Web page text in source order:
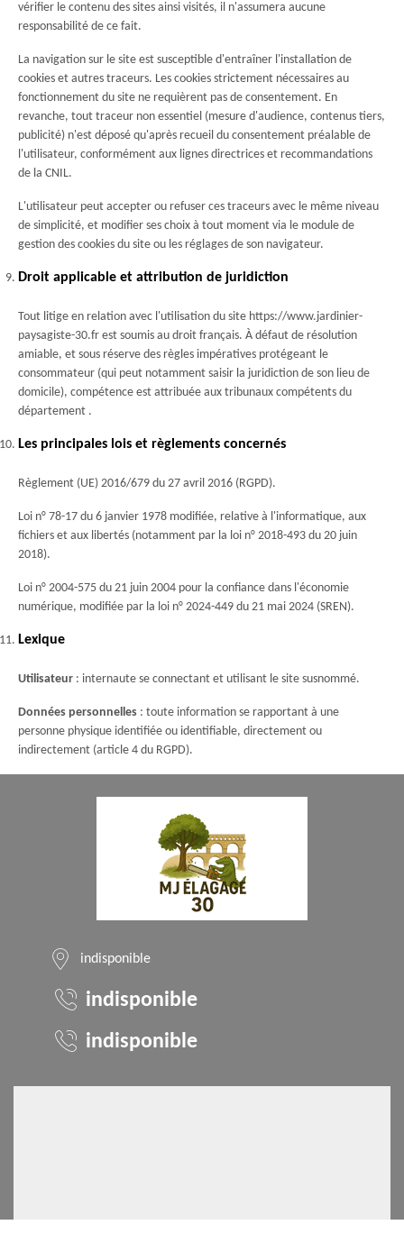
vérifier le contenu des sites ainsi visités, il n'assumera aucune
responsabilité de ce fait.
La navigation sur le site est susceptible d'entraîner l'installation de
cookies et autres traceurs. Les cookies strictement nécessaires au
fonctionnement du site ne requièrent pas de consentement. En
revanche, tout traceur non essentiel (mesure d'audience, contenus tiers,
publicité) n'est déposé qu'après recueil du consentement préalable de
l'utilisateur, conformément aux lignes directrices et recommandations
de la CNIL.
L'utilisateur peut accepter ou refuser ces traceurs avec le même niveau
de simplicité, et modifier ses choix à tout moment via le module de
gestion des cookies du site ou les réglages de son navigateur.
Droit applicable et attribution de juridiction
Tout litige en relation avec l'utilisation du site https://www.jardinier-
paysagiste-30.fr est soumis au droit français. À défaut de résolution
amiable, et sous réserve des règles impératives protégeant le
consommateur (qui peut notamment saisir la juridiction de son lieu de
domicile), compétence est attribuée aux tribunaux compétents du
département .
Les principales lois et règlements concernés
Règlement (UE) 2016/679 du 27 avril 2016 (RGPD).
Loi n° 78-17 du 6 janvier 1978 modifiée, relative à l'informatique, aux
fichiers et aux libertés (notamment par la loi n° 2018-493 du 20 juin
2018).
Loi n° 2004-575 du 21 juin 2004 pour la confiance dans l'économie
numérique, modifiée par la loi n° 2024-449 du 21 mai 2024 (SREN).
Lexique
Utilisateur : internaute se connectant et utilisant le site susnommé.
Données personnelles : toute information se rapportant à une
personne physique identifiée ou identifiable, directement ou
indirectement (article 4 du RGPD).
indisponible
indisponible
indisponible